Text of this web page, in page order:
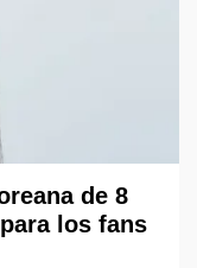
de 8
los fans